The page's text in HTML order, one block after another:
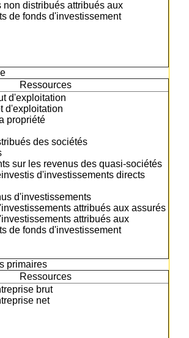
non distribués attribués aux
de fonds d'investissement
Ressources
d'exploitation
d'exploitation
propriété
des sociétés
sur les revenus des quasi-sociétés
d'investissements directs
d'investissements
attribués aux assurés
attribués aux
de fonds d'investissement
primaires
Ressources
brut
net